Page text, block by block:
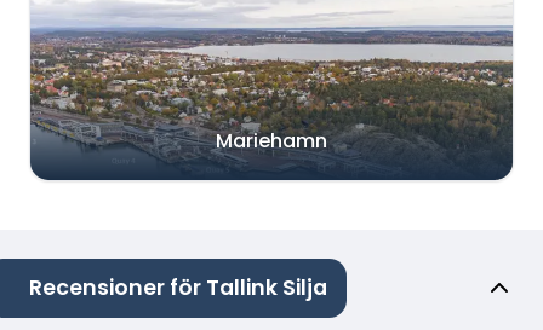
Mariehamn
Recensioner för Tallink Silja